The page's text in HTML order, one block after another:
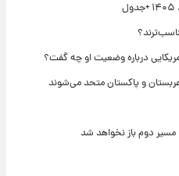
درباره وضعیت او چه گفت؟
و پاکستان متحد می‌شوند
مسیر دوم باز نخواهد شد